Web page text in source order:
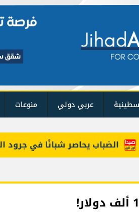
عربي دولي منوعات
الضباب يحاصر شبانًا في جرود